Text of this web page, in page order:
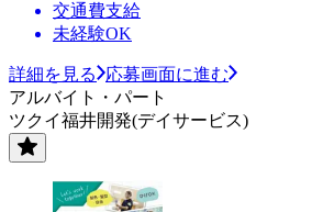
交通費支給
未経験OK
詳細を見る
応募画面に進む
アルバイト・パート
ツクイ福井開発(デイサービス)